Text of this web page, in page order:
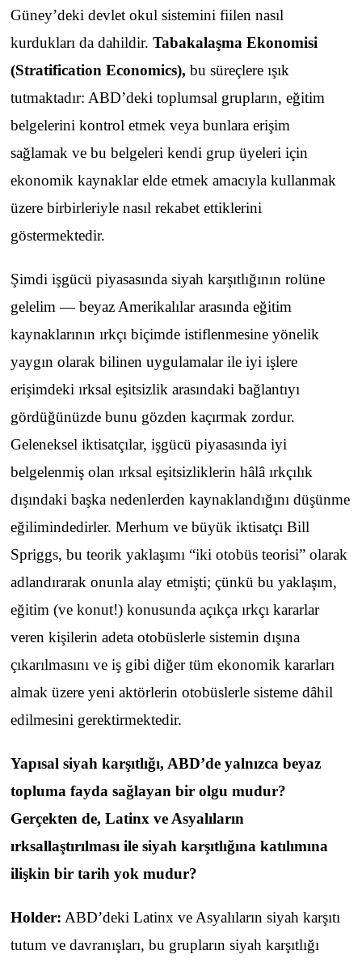
Güney’deki devlet okul sistemini fiilen nasıl
kurdukları da dahildir.Tabakalaşma Ekonomisi
(Stratification Economics), bu süreçlere ışık
tutmaktadır: ABD’deki toplumsal grupların, eğitim
belgelerini kontrol etmek veya bunlara erişim
sağlamak ve bu belgeleri kendi grup üyeleri için
ekonomik kaynaklar elde etmek amacıyla kullanmak
üzere birbirleriyle nasıl rekabet ettiklerini
göstermektedir.
Şimdi işgücü piyasasında siyah karşıtlığının rolüne
gelelim — beyaz Amerikalılar arasında eğitim
kaynaklarının ırkçı biçimde istiflenmesine yönelik
yaygın olarak bilinen uygulamalar ile iyi işlere
erişimdeki ırksal eşitsizlik arasındaki bağlantıyı
gördüğünüzde bunu gözden kaçırmak zordur.
Geleneksel iktisatçılar, işgücü piyasasında iyi
belgelenmiş olan ırksal eşitsizliklerin hâlâ ırkçılık
dışındaki başka nedenlerden kaynaklandığını düşünme
eğilimindedirler. Merhum ve büyük iktisatçı Bill
Spriggs, bu teorik yaklaşımı “iki otobüs teorisi” olarak
adlandırarak onunla alay etmişti; çünkü bu yaklaşım,
eğitim (ve konut!) konusunda açıkça ırkçı kararlar
veren kişilerin adeta otobüslerle sistemin dışına
çıkarılmasını ve iş gibi diğer tüm ekonomik kararları
almak üzere yeni aktörlerin otobüslerle sisteme dâhil
edilmesini gerektirmektedir.
Yapısal siyah karşıtlığı, ABD’de yalnızca beyaz
topluma fayda sağlayan bir olgu mudur?
Gerçekten de, Latinx ve Asyalıların
ırksallaştırılması ile siyah karşıtlığına katılımına
ilişkin bir tarih yok mudur?
Holder: ABD’deki Latinx ve Asyalıların siyah karşıtı
tutum ve davranışları, bu grupların siyah karşıtlığı